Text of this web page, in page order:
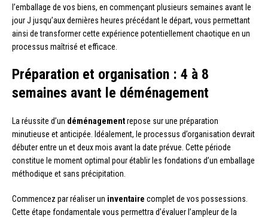
l’emballage de vos biens, en commençant plusieurs semaines avant le
jour J jusqu’aux dernières heures précédant le départ, vous permettant
ainsi de transformer cette expérience potentiellement chaotique en un
processus maîtrisé et efficace.
Préparation et organisation : 4 à 8
semaines avant le déménagement
La réussite d’un déménagementrepose sur une préparation
minutieuse et anticipée. Idéalement, le processus d’organisation devrait
débuter entre un et deux mois avant la date prévue. Cette période
constitue le moment optimal pour établir les fondations d’un emballage
méthodique et sans précipitation.
Commencez par réaliser un inventaire complet de vos possessions.
Cette étape fondamentale vous permettra d’évaluer l’ampleur de la